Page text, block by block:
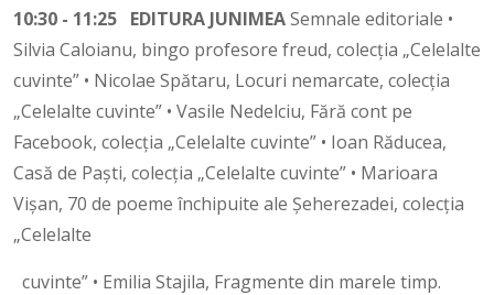
10:30 - 11:25 EDITURA JUNIMEASemnale editoriale •
Silvia Caloianu, bingo profesore freud, colecția „Celelalte
cuvinte” • Nicolae Spătaru, Locuri nemarcate, colecția
„Celelalte cuvinte” • Vasile Nedelciu, Fără cont pe
Facebook, colecția „Celelalte cuvinte” • Ioan Răducea,
Casă de Paști, colecția „Celelalte cuvinte” • Marioara
Vișan, 70 de poeme închipuite ale Șeherezadei, colecția
„Celelalte
cuvinte” • Emilia Stajila, Fragmente din marele timp.